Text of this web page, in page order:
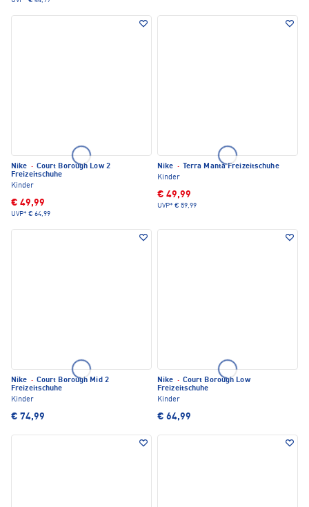
Nike · Court Borough Low 2
Freizeitschuhe
Kinder
€ 49,99
UVP* € 64,99
Nike ·
Terra Manta Freizeitschuhe
Kinder
€ 49,99
UVP* € 59,99
Nike · Court Borough Mid 2
Freizeitschuhe
Kinder
€ 74,99
Nike · Court Borough Low
Freizeitschuhe
Kinder
€ 64,99